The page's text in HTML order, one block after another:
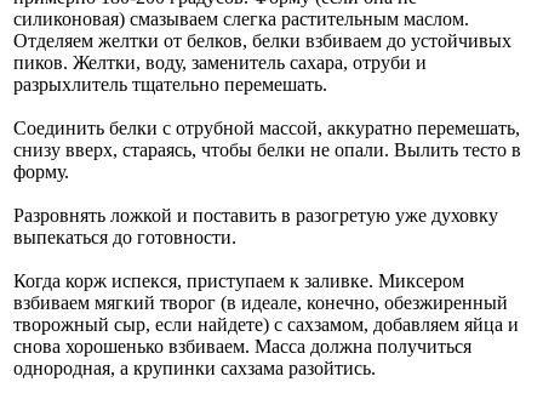
силиконовая) смазываем слегка растительным маслом.
Отделяем желтки от белков, белки взбиваем до устойчивых
пиков. Желтки, воду, заменитель сахара, отруби и
разрыхлитель тщательно перемешать.
Соединить белки с отрубной массой, аккуратно перемешать,
снизу вверх, стараясь, чтобы белки не опали. Вылить тесто в
форму.
Разровнять ложкой и поставить в разогретую уже духовку
выпекаться до готовности.
Когда корж испекся, приступаем к заливке. Миксером
взбиваем мягкий творог (в идеале, конечно, обезжиренный
творожный сыр, если найдете) с сахзамом, добавляем яйца и
снова хорошенько взбиваем. Масса должна получиться
однородная, а крупинки сахзама разойтись.